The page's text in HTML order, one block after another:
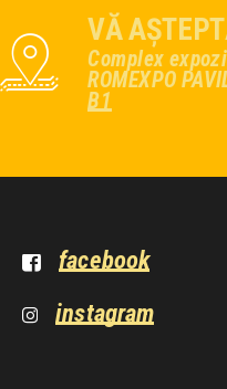
VĂ
Complex
ROMEXPO
B1
facebook
instagram